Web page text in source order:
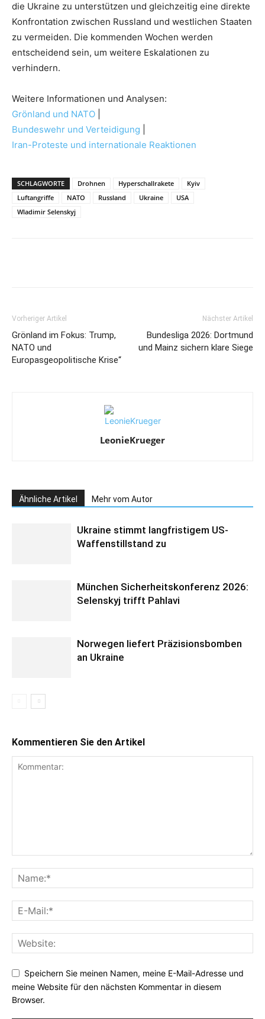
die Ukraine zu unterstützen und gleichzeitig eine direkte
Konfrontation zwischen Russland und westlichen Staaten
zu vermeiden. Die kommenden Wochen werden
entscheidend sein, um weitere Eskalationen zu
verhindern.
Weitere Informationen und Analysen:
Grönland und NATO
Bundeswehr und Verteidigung
Iran-Proteste und internationale Reaktionen
SCHLAGWORTE Drohnen Hyperschallrakete
Kyiv
Luftangriffe
NATO Russland Ukraine
USA
Wladimir Selenskyj
Vorheriger Artikel
Grönland im Fokus: Trump,
NATO und
Europasgeopolitische Krise“
Nächster Artikel
Bundesliga 2026: Dortmund
und Mainz sichern klare Siege
LeonieKrueger
Ähnliche Artikel Mehr vom Autor
Ukraine stimmt langfristigem US-
Waffenstillstand zu
München Sicherheitskonferenz 2026:
Selenskyj trifft Pahlavi
Norwegen liefert Präzisionsbomben
an Ukraine
Kommentieren Sie den Artikel
Speichern Sie meinen Namen, meine E-Mail-Adresse und
meine Website für den nächsten Kommentar in diesem
Browser.